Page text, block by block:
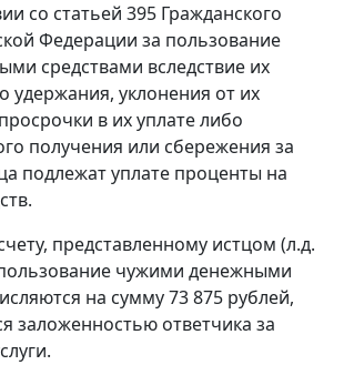
со статьей 395Гражданского
Федерации за пользование
средствами вследствие их
удержания, уклонения от их
в их уплате либо
получения или сбережения за
подлежат уплате проценты на
представленному истцом (л.д.
чужими денежными
на сумму 73 875 рублей,
заложенностью ответчика за